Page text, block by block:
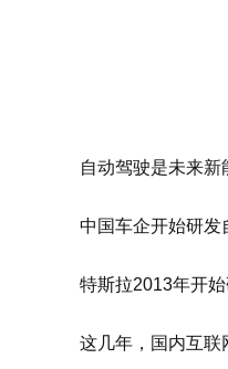
自动驾驶是未来新
中国车企开始研发
特斯拉2013年开
这几年，国内互联